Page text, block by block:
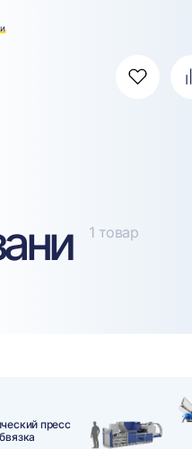
Избранное
1 товар
пресс